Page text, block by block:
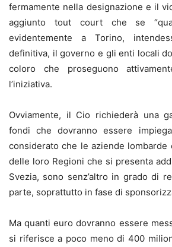
fermamente nella designazione e il
aggiunto tout court che se
evidentemente a Torino,
definitiva, il governo e gli enti locali
coloro che proseguono
l’iniziativa.
Ovviamente, il Cio richiederà una
fondi che dovranno essere
considerato che le aziende lombarde
delle loro Regioni che si presenta
Svezia, sono senz’altro in grado di
parte, soprattutto in fase di
Ma quanti euro dovranno essere
si riferisce a poco meno di 400